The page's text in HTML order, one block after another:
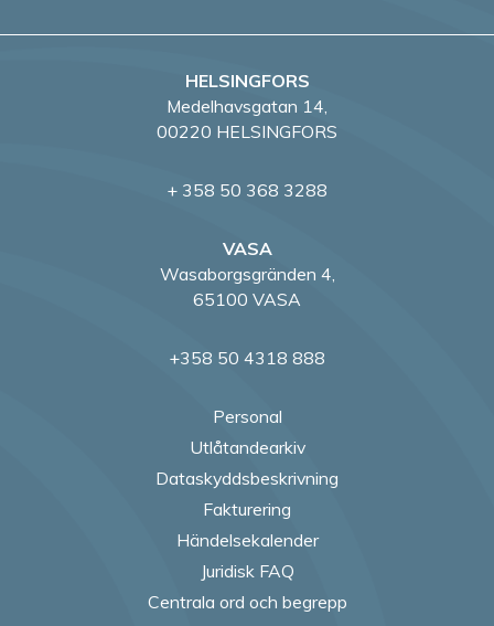
HELSINGFORS
Medelhavsgatan 14,
00220 HELSINGFORS
+ 358 50 368 3288
VASA
Wasaborgsgränden 4,
65100 VASA
+358 50 4318 888
Personal
Utlåtandearkiv
Dataskyddsbeskrivning
Fakturering
Händelsekalender
Juridisk FAQ
Centrala ord och begrepp